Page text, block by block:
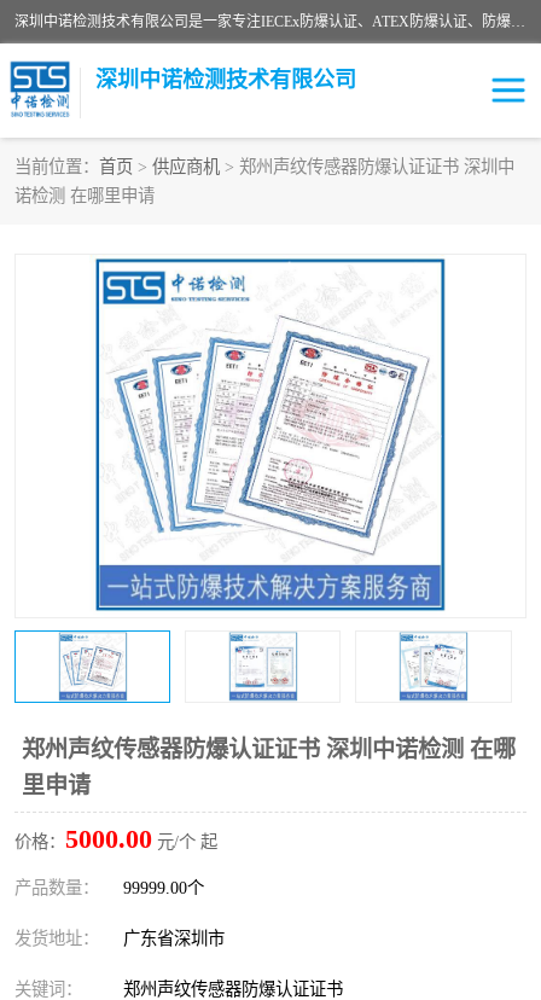
深圳中诺检测技术有限公司是一家专注IECEx防爆认证、ATEX防爆认证、防爆电气检测、防爆合格证、煤安认证等代理机构，可为客户提供从防爆设计、认证、现场检查、工程施工改造、培训等一站式服务。
深圳中诺检测技术有限公司
当前位置： 首页 > 供应商机 > 郑州声纹传感器防爆认证证书 深圳中
诺检测 在哪里申请
郑州声纹传感器防爆认证证书 深圳中诺检测 在哪
里申请
价格： 5000.00 元/个 起
产品数量： 99999.00个
发货地址： 广东省深圳市
关键词： 郑州声纹传感器防爆认证证书
ATEX防爆认证
防爆3C认证 现场防爆检测
煤安矿安
IECEx防爆认证 防爆设计
防爆资质证书 各国防爆认证
SIL认证
防爆电气检测机构 防爆合格证代理机构